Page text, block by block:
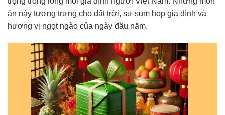
ăn này tượng trưng cho đất trời, sự sum họp gia đình và
hương vị ngọt ngào của ngày đầu năm.